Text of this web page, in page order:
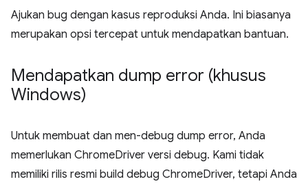
Ajukan bug dengan kasus reproduksi Anda. Ini biasanya
merupakan opsi tercepat untuk mendapatkan bantuan.
Mendapatkan dump error (khusus
Windows)
Untuk membuat dan men-debug dump error, Anda
memerlukan ChromeDriver versi debug. Kami tidak
memiliki rilis resmi build debug ChromeDriver, tetapi Anda